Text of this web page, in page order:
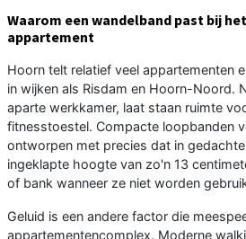
Waarom een wandelband past bij
appartement
Hoorn telt relatief veel appartementen
in wijken als Risdam en Hoorn-Noord.
aparte werkkamer, laat staan ruimte
fitnesstoestel. Compacte loopbanden
ontworpen met precies dat in
ingeklapte hoogte van zo'n 13
of bank wanneer ze niet worden
Geluid is een andere factor die
appartementencomplex. Moderne